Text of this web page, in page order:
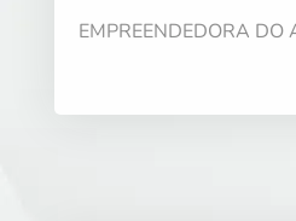
EMPREENDEDORA DO